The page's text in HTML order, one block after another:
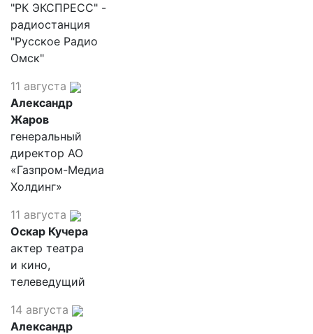
"РК ЭКСПРЕСС" -
радиостанция
"Русское Радио
Омск"
11 августа
Александр
Жаров
генеральный
директор АО
«Газпром-Медиа
Холдинг»
11 августа
Оскар Кучера
актер театра
и кино,
телеведущий
14 августа
Александр